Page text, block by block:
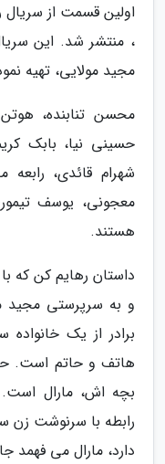
، منتشر شد. این
مجید مولایی، تهیه
محسن تنابنده،
حسینی نیا، بابک
شهرام قائدی،
معجونی، یوسف
هستند.
داستان رهایم کن که
و به سرپرستی مجید
برادر از یک
هاتف و حاتم است.
بچه اش، مارال است.
رابطه با سرنوشت زن
دارد، مارال می